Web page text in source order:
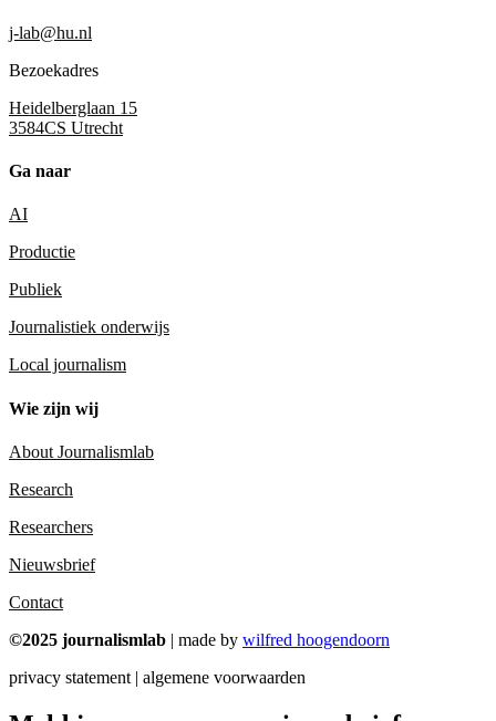
j-lab@hu.nl
Bezoekadres
Heidelberglaan 15
3584CS Utrecht
Ga naar
AI
Productie
Publiek
Journalistiek onderwijs
Local journalism
Wie zijn wij
About Journalismlab
Research
Researchers
Nieuwsbrief
Contact
©2025 journalismlab | made by wilfred hoogendoorn
privacy statement | algemene voorwaarden